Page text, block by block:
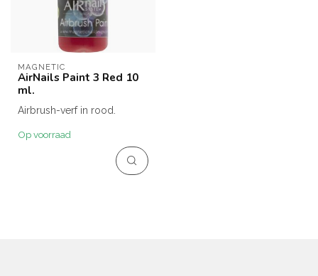
MAGNETIC
AirNails Paint 3 Red 10
ml.
Airbrush-verf in rood.
Op voorraad